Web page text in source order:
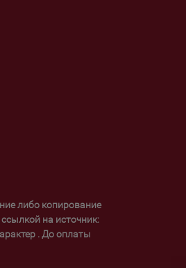
либо копирование
на источник:
. До оплаты